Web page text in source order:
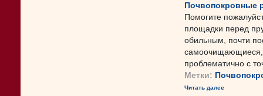
Почвопокровные
Помогите
площадки перед
обильным, почти
самоочищающиеся,
проблематично с
Метки:
Читать далее